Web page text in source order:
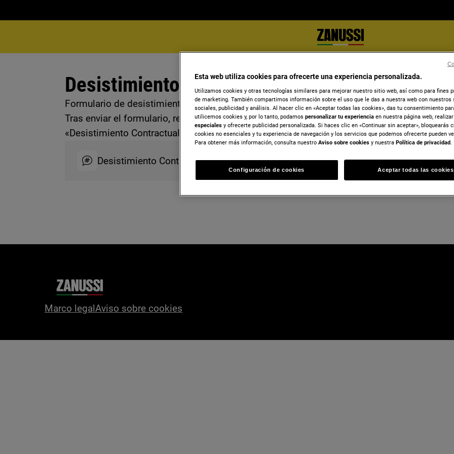
Desistimiento contractual online
Formulario de desistimiento para retirar tu consentimiento contractual online.
Tras enviar el formulario, recibirás confirmación por email. Haz Clic en
«Desistimiento Contractual» para comenzar.
Desistimiento Contractual
CIF: A-
Marco legalAviso sobre cookies
Esta web utiliza cookies para ofrecerte una experiencia personalizada.
Utilizamos cookies y otras tecnologías similares para mejorar nuestro sitio web, así como para fines
de marketing. También compartimos información sobre el uso que le das a nuestra web con nuestros
sociales, publicidad y análisis. Al hacer clic en «Aceptar todas las cookies», das tu consentimiento
utilicemos cookies y, por lo tanto, podamos personalizar tu experiencia en nuestra página web, realizar
especiales y ofrecerte publicidad personalizada. Si haces clic en «Continuar sin aceptar», bloquearás
cookies no esenciales y tu experiencia de navegación y los servicios que podemos ofrecerte pueden
Para obtener más información, consulta nuestro Aviso sobre cookies y nuestra Política de privacidad.
Configuración de cookies Aceptar todas las cookies